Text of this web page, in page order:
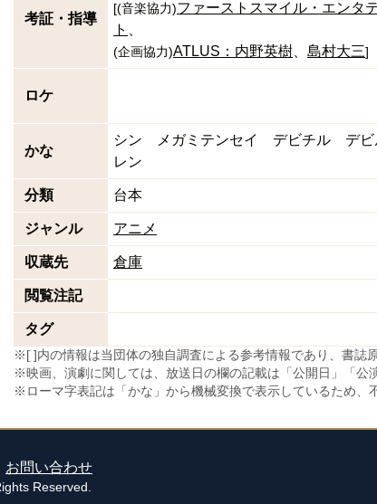
考証・指導
[(音楽協力)ファーストスマイル・エンタ
ト
(企画協力)ATLUS：内野英樹 島村大三]
ロケ
かな
シン メガミテンセイ デビチル デビ
レン
分類 台本
ジャンル アニメ
収蔵先 倉庫
閲覧注記
タグ
※[ ]内の情報は当団体の独自調査による参考情報であり、書誌
※映画、演劇に関しては、放送日の欄の記載は「公開日」「公
※ローマ字表記は「かな」から機械変換で表示しているため、
お問い合わせ
Reserved.